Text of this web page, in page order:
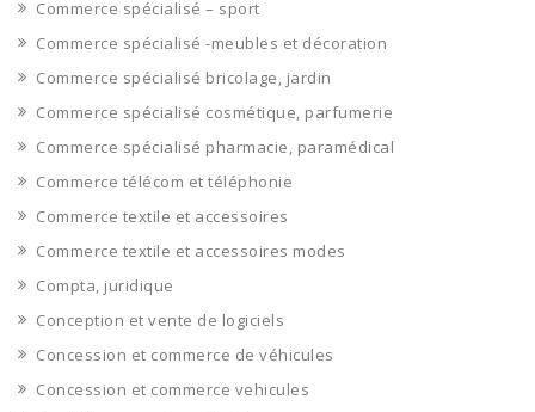
Commerce spécialisé – sport
Commerce spécialisé -meubles et décoration
Commerce spécialisé bricolage, jardin
Commerce spécialisé cosmétique, parfumerie
Commerce spécialisé pharmacie, paramédical
Commerce télécom et téléphonie
Commerce textile et accessoires
Commerce textile et accessoires modes
Compta, juridique
Conception et vente de logiciels
Concession et commerce de véhicules
Concession et commerce vehicules